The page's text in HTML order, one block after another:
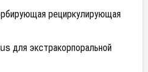
рециркулирующая
для экстракорпоральной